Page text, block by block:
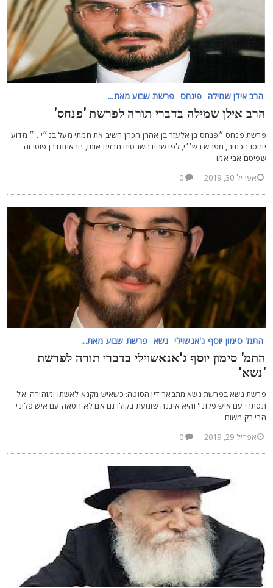
הרב אילן שמילה פינחס פרשת שבוע מאת...
אילן שמילה בדברי תורה לפרשת 'פנחס'
פנחס ״פנחס בן אלעזר בן אהרן הכהן השיב את חמתי מעל בנ״י…״ מדוע
הכתוב, מפרש רש׳׳י, לפי שהיו השבטים מבזים אותו, הראיתם בן פוטי זה
אבי אמו
אפריל 30, 2019
0
התמ' סימון יוסף ג'אנשוילי נשא פרשת שבוע מאת...
סימון יוסף ג'אנאשוילי בדברי תורה לפרשת
נשא בפרשת נשא מתבאר דין הסוטה: כשאיש מקנא לאשתו ומזהירה 'אל
עם איש פלוני' והיא איננה שומעת בקולו גם אם לא חטאה עם איש פלוני
רק משום
אפריל 29, 2019
0